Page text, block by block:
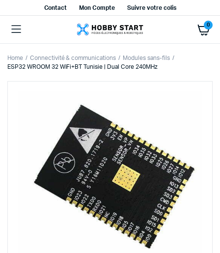
Contact Mon Compte Suivre votre colis
0
Home Connectivité & communications
Modules sans-fils
ESP32 WROOM 32 WiFi+BT Tunisie | Dual Core 240MHz